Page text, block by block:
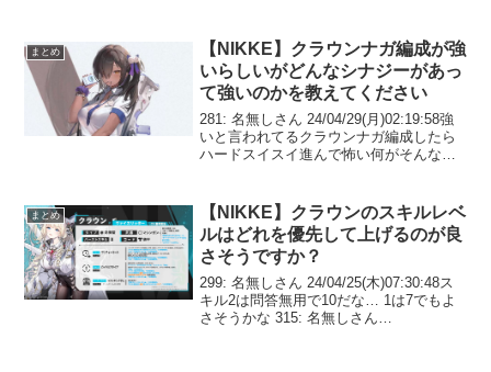
131:...
まとめ
【NIKKE】クラウンナガ編成が強
いらしいがどんなシナジーがあっ
て強いのかを教えてください
281: 名無しさん 24/04/29(月)02:19:58強
いと言われてるクラウンナガ編成したら
ハードスイスイ進んで怖い何がそんなに
24/04/29(月)02:21:52>>...
まとめ
【NIKKE】クラウンのスキルレベ
ルはどれを優先して上げるのが良
さそうですか？
299: 名無しさん 24/04/25(木)07:30:48ス
キル2は問答無用で10だな… 1は7でもよ
さそうかな 315: 名無しさん